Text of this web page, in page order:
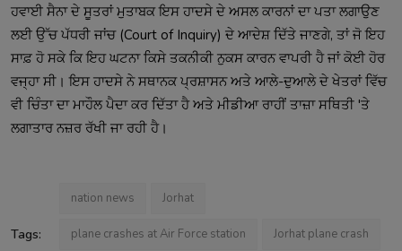
ਹਵਾਈ ਸੈਨਾ ਦੇ ਸੂਤਰਾਂ ਮੁਤਾਬਕ ਇਸ ਹਾਦਸੇ ਦੇ ਅਸਲ ਕਾਰਨਾਂ ਦਾ ਪਤਾ ਲਗਾਉਣ
ਲਈ ਉੱਚ ਪੱਧਰੀ ਜਾਂਚ (Court of Inquiry) ਦੇ ਆਦੇਸ਼ ਦਿੱਤੇ ਜਾਣਗੇ, ਤਾਂ ਜੋ ਇਹ
ਸਾਫ਼ ਹੋ ਸਕੇ ਕਿ ਇਹ ਘਟਨਾ ਕਿਸੇ ਤਕਨੀਕੀ ਨੁਕਸ ਕਾਰਨ ਵਾਪਰੀ ਹੈ ਜਾਂ ਕੋਈ ਹੋਰ
ਵਜ੍ਹਾ ਸੀ। ਇਸ ਹਾਦਸੇ ਨੇ ਸਥਾਨਕ ਪ੍ਰਸ਼ਾਸਨ ਅਤੇ ਆਲੇ-ਦੁਆਲੇ ਦੇ ਖੇਤਰਾਂ ਵਿੱਚ
ਵੀ ਚਿੰਤਾ ਦਾ ਮਾਹੌਲ ਪੈਦਾ ਕਰ ਦਿੱਤਾ ਹੈ ਅਤੇ ਮੀਡੀਆ ਰਾਹੀਂ ਤਾਜ਼ਾ ਸਥਿਤੀ 'ਤੇ
ਲਗਾਤਾਰ ਨਜ਼ਰ ਰੱਖੀ ਜਾ ਰਹੀ ਹੈ।
Tags:
nation news Jorhat
plane crashes at Air Force station Jorhat plane crash